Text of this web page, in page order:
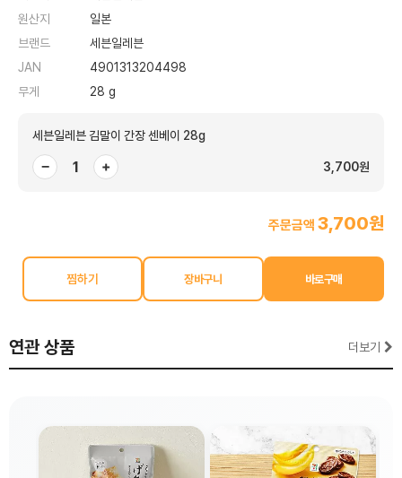
원산지
일본
브랜드
세븐일레븐
JAN
4901313204498
무게
28 g
세븐일레븐 김말이 간장 센베이 28g
− + 3,700원
주문금액 3,700원
찜하기
연관 상품 더보기